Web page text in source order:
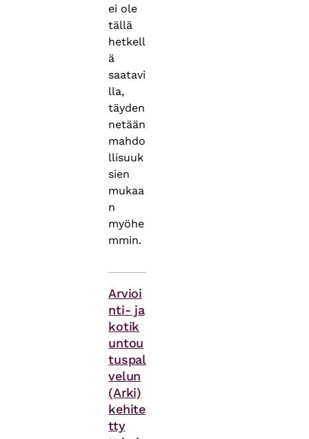
ei ole
tällä
hetkell
ä
saatavi
lla,
täyden
netään
mahdo
llisuuk
sien
mukaa
n
myöhe
mmin.
Arvioi
nti- ja
kotik
untou
tuspal
velun
(Arki)
kehite
tty